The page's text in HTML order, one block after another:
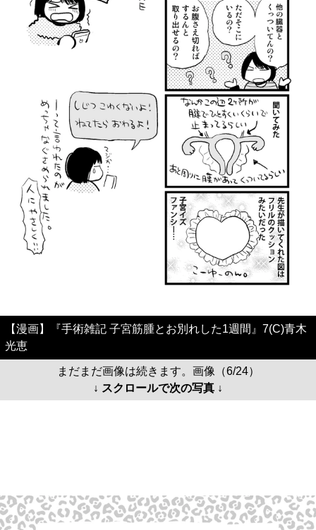
【漫画】『手術雑記 子宮筋腫とお別れした1週間』7(C)青木
光恵
まだまだ画像は続きます。画像（6/24）
↓ スクロールで次の写真 ↓